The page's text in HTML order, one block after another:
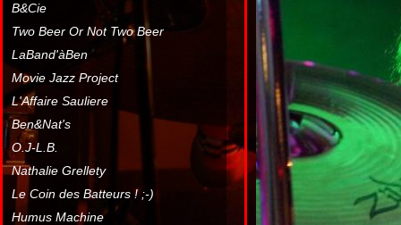
B&Cie
Two Beer Or Not Two Beer
LaBand'àBen
Movie Jazz Project
L'Affaire Sauliere
Ben&Nat's
O.J-L.B.
Nathalie Grellety
Le Coin des Batteurs ! ;-)
Humus Machine